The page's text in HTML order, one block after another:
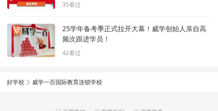
35看过
25学年备考季正式拉开大幕！威学创始人亲自高
频次跟进学员！
42看过
好学校 威学一百国际教育连锁学校